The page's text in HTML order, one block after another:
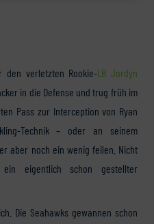
den verletzten Rookie-LB Jordyn
in die Defense und trug früh im
Pass zur Interception von Ryan
Technik – oder an seinem
aber noch ein wenig feilen. Nicht
eigentlich schon gestellter
Die Seahawks gewannen schon